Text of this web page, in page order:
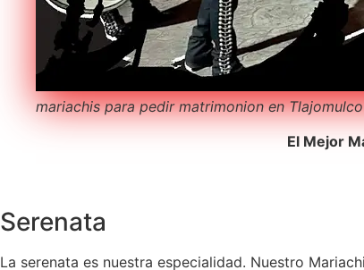
mariachis para pedir matrimonion en
El Mejor
Serenata
La serenata es nuestra especialidad. Nuestro